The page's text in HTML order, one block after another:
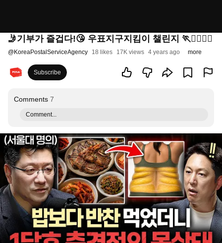
🤳기부가 즐겁다!😘 우표지구지킴이 챌린지 🏃🏃‍♀️🏃‍♂️
@KoreaPostalServiceAgency 18 likes 17K views 4 years ago more
Subscribe
Comments 7
Comment...